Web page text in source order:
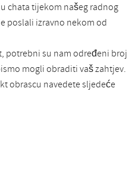
chata tijekom našeg radnog
poslali izravno nekom od
potrebni su nam određeni broj
mogli obraditi vaš zahtjev.
obrascu navedete sljedeće